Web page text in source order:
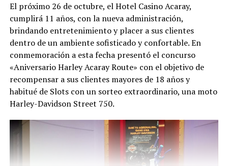
El próximo 26 de octubre, el Hotel Casino Acaray,
cumplirá 11 años, con la nueva administración,
brindando entretenimiento y placer a sus clientes
dentro de un ambiente sofisticado y confortable. En
conmemoración a esta fecha presentó el concurso
«Aniversario Harley Acaray Route» con el objetivo de
recompensar a sus clientes mayores de 18 años y
habitué de Slots con un sorteo extraordinario, una moto
Harley-Davidson Street 750.